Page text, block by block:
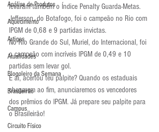
Análise de Produtos
Aquecimento
Artigos
Atualidades
Blogoleiro da Semana
Brasileirão
Campus
Circuito Físico
levaram também o Índice Penalty Guarda-Metas.
Jefferson, do Botafogo, foi o campeão no Rio com
IPGM de 0,68 e 9 partidas invictas.
No Rio Grande do Sul, Muriel, do Internacional, foi
o campeão com incríveis IPGM de 0,49 e 10
partidas sem levar gol.
E aí, acertou teu palpite? Quando os estaduais
chegarem ao fim, anunciaremos os vencedores
dos prêmios do IPGM. Já prepare seu palpite para
o Brasileirão!